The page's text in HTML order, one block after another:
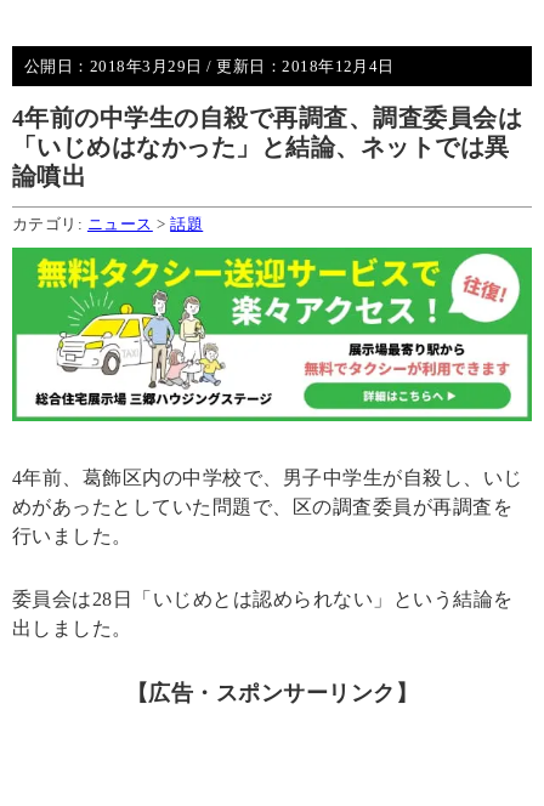
公開日： 2018年3月29日 / 更新日：2018年12月4日
4年前の中学生の自殺で再調査、調査委員会は
「いじめはなかった」と結論、ネットでは異
論噴出
カテゴリ: ニュース >話題
4年前、葛飾区内の中学校で、男子中学生が自殺し、いじ
めがあったとしていた問題で、区の調査委員が再調査を
行いました。
委員会は28日「いじめとは認められない」という結論を
出しました。
【広告・スポンサーリンク】